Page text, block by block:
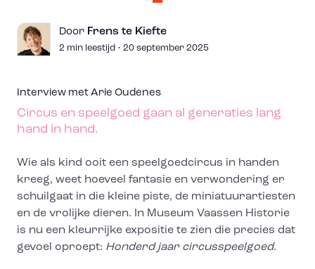
Door Frens te Kiefte
2 min leestijd • 20 september 2025
Interview met Arie Oudenes
Circus en speelgoed gaan al generaties lang
hand in hand.
Wie als kind ooit een speelgoedcircus in handen
kreeg, weet hoeveel fantasie en verwondering er
schuilgaat in die kleine piste, de miniatuurartiesten
en de vrolijke dieren. In Museum Vaassen Historie
is nu een kleurrijke expositie te zien die precies dat
gevoel oproept: Honderd jaar circusspeelgoed.